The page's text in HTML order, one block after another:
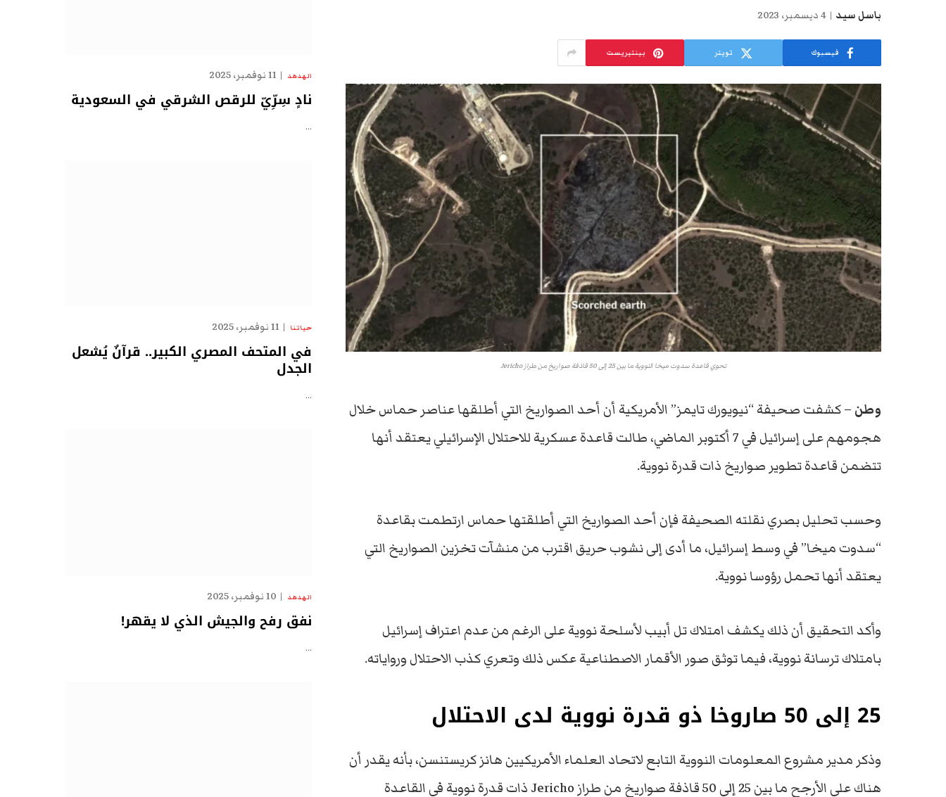
باسل سيد 4 ديسمبر، 2023
فيسبوك تويتر بينتيريست
تحوي قاعدة سدوت ميخا النووية ما بين 25 إلى 50 قاذفة صواريخ من طراز Jericho
وطن – كشفت صحيفة “نيويورك تايمز” الأمريكية أن أحد الصواريخ التي أطلقها عناصر حماس خلال
هجومهم على إسرائيل في 7 أكتوبر الماضي، طالت قاعدة عسكرية للاحتلال الإسرائيلي يعتقد أنها
تتضمن قاعدة تطوير صواريخ ذات قدرة نووية.
وحسب تحليل بصري نقلته الصحيفة فإن أحد الصواريخ التي أطلقتها حماس ارتطمت بقاعدة
“سدوت ميخا” في وسط إسرائيل، ما أدى إلى نشوب حريق اقترب من منشآت تخزين الصواريخ التي
يعتقد أنها تحمل رؤوسا نووية.
وأكد التحقيق أن ذلك يكشف امتلاك تل أبيب لأسلحة نووية على الرغم من عدم اعتراف إسرائيل
بامتلاك ترسانة نووية، فيما توثق صور الأقمار الاصطناعية عكس ذلك وتعري كذب الاحتلال ورواياته.
25 إلى 50 صاروخا ذو قدرة نووية لدى الاحتلال
وذكر مدير مشروع المعلومات النووية التابع لاتحاد العلماء الأمريكيين هانز كريستنسن، بأنه يقدر أن
هناك على الأرجح ما بين 25 إلى 50 قاذفة صواريخ من طراز Jericho ذات قدرة نووية في القاعدة
الهدهد 11 نوفمبر، 2025
نادٍ سِرِّيّ للرقص الشرقي في السعودية
…
حياتنا 11 نوفمبر، 2025
في المتحف المصري الكبير.. قرآنٌ يُشعل
الجدل
…
الهدهد 10 نوفمبر، 2025
نفق رفح والجيش الذي لا يقهر!
…